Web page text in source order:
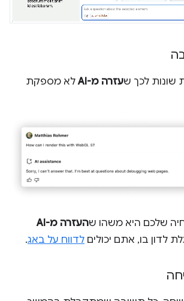
שונות לכך שעזרה מ-AI
לא מספקת
שלכם היא משהו שהעזרה מ-AI
לדון בו, אתם יכולים לדווח על באג.